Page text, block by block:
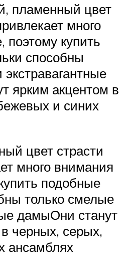
пламенный цвет
много
поэтому купить
способны
ярким акцентом в
и синих
цвет страсти
много внимания
подобные
только смелые
дамыОни станут
черных, серых,
ансамблях